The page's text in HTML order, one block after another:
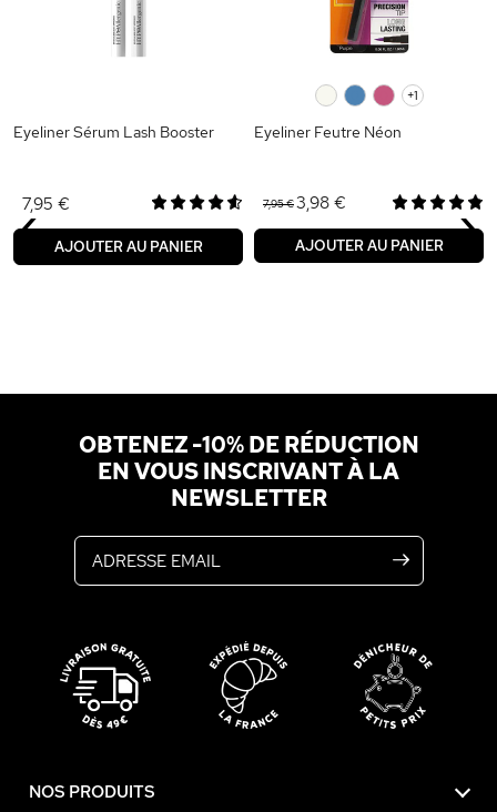
Eyeliner Sérum Lash Booster
7,95 €
AJOUTER AU PANIER
+1
Eyeliner Feutre Néon
7,95 €3,98 €
AJOUTER AU PANIER
‹ ›
OBTENEZ -10% DE RÉDUCTION
EN VOUS INSCRIVANT À LA
NEWSLETTER
NOS PRODUITS